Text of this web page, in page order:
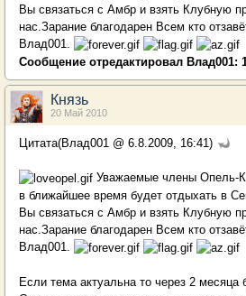
Вы связаться с Амбр и взять Клубную
нас.Зарание благодарен Всем кто
Влад001.
Сообщение отредактировал Влад001:
Князь
20 Май 2010
Цитата(Влад001 @ 6.8.2009, 16:41)
Уважаемые члены Опель-
в ближайшее время будет отдыхать в
Вы связаться с Амбр и взять Клубную
нас.Зарание благодарен Всем кто
Влад001.
Если тема актуальна то через 2 месяца